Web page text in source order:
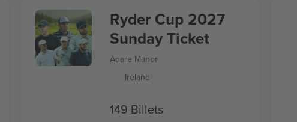
Ryder Cup 2027
Sunday Ticket
Adare Manor
Ireland
149 Billets